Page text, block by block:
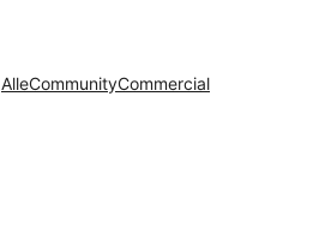
AlleCommunityCommercial